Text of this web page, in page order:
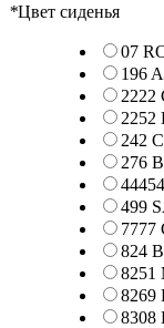
*Цвет сиденья
07
196
2222
2252
242
276
499
7777
824
8251
8269
8308